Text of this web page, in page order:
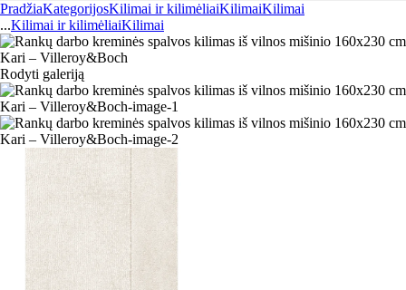
PradžiaKategorijosKilimai ir kilimėliaiKilimaiKilimai
...Kilimai ir kilimėliaiKilimai
Rodyti galeriją